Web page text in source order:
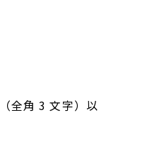
全角 3 文字）以